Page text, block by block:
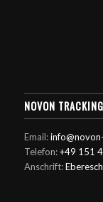
NOVON
Email:
Telefon:+49 151
Anschrift: